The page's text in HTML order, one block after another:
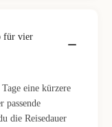
für vier
eine kürzere
passende
die Reisedauer